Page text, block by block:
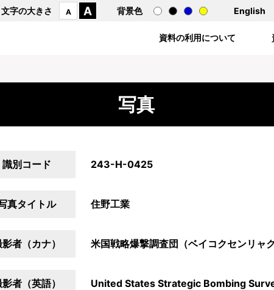
文字の大きさ A A 背景色 English
資料の利用について
写真
識別コード 243-H-0425
真タイトル 住野工業
者（カナ） 米国戦略爆撃調査団（ベイコクセンリャ
者（英語） United States Strategic Bombing